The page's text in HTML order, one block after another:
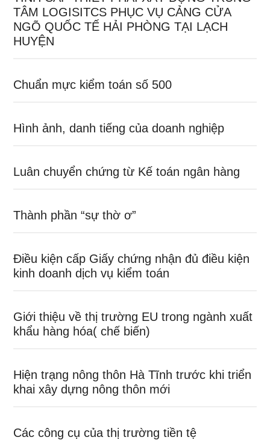
TÂM LOGISITCS PHỤC VỤ CẢNG CỬA
NGÕ QUỐC TẾ HẢI PHÒNG TẠI LẠCH
HUYỆN
Chuẩn mực kiểm toán số 500
Hình ảnh, danh tiếng của doanh nghiệp
Luân chuyển chứng từ Kế toán ngân hàng
Thành phần “sự thờ ơ”
Điều kiện cấp Giấy chứng nhận đủ điều kiện
kinh doanh dịch vụ kiểm toán
Giới thiệu về thị trường EU trong ngành xuất
khẩu hàng hóa( chế biến)
Hiện trạng nông thôn Hà Tĩnh trước khi triển
khai xây dựng nông thôn mới
Các công cụ của thị trường tiền tệ